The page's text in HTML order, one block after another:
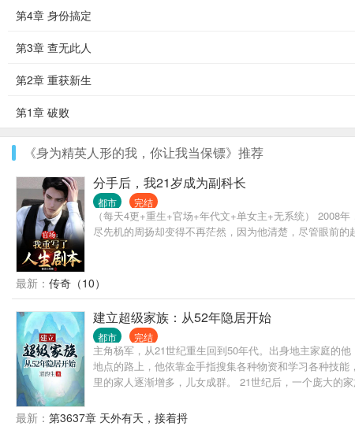
第4章 身份搞定
第3章 查无此人
第2章 重获新生
第1章 破败
《身为精英人形的我，你让我当保镖》推荐
分手后，我21岁成为副科长
都市 完结
（每天4更+重生+官场+年代文+单女主+无系统） 2008
尽先机的周扬却变得不再茫然，因为他清楚，尽管眼前
最新： 传奇（10）
建立超级家族：从52年隐居开始
都市 完结
主角杨军，从21世纪重生回到50年代。出身地主家庭的
地点的路上，他依靠金手指搜集各种物资和学习各种技
里的家人逐渐增多，儿女成群。 21世纪后，一个庞大的
最新： 第3637章 天外有天，接着捋